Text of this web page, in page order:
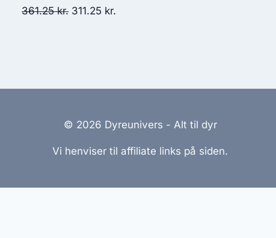
var:
er:
361.25kr. Den
311.25 kr.
© 2026 Dyreunivers - Alt til dyr
Vi henviser til affiliate links på siden.